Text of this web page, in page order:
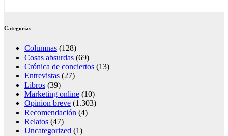
Categorías
Columnas (128)
Cosas absurdas (69)
Crónica de conciertos (13)
Entrevistas (27)
Libros (39)
Marketing online (10)
Opinion breve (1.303)
Recomendación (4)
Relatos (47)
Uncategorized (1)